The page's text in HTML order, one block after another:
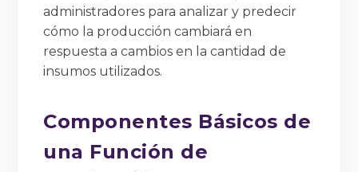
administradores para analizar y predecir
cómo la producción cambiará en
respuesta a cambios en la cantidad de
insumos utilizados.
Componentes Básicos de
una Función de